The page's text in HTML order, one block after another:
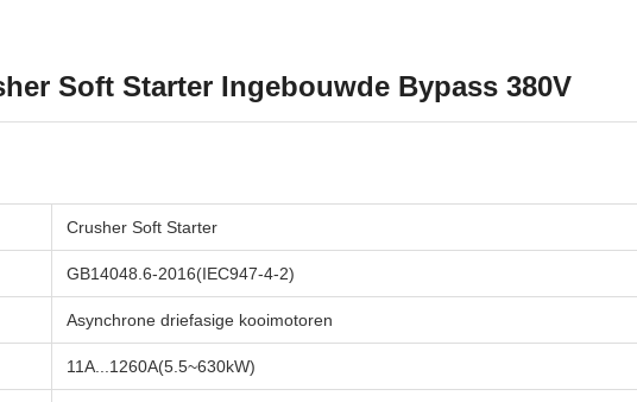
Soft Starter Ingebouwde Bypass 380V
Crusher Soft Starter
GB14048.6-2016(IEC947-4-2)
Asynchrone driefasige kooimotoren
11A...1260A(5.5~630kW)